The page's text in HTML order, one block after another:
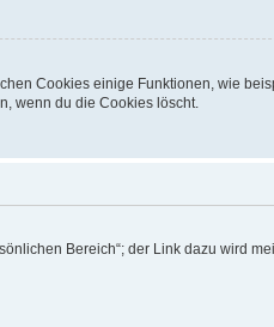
Cookies einige Funktionen, wie
wenn du die Cookies löscht.
Bereich“; der Link dazu wird